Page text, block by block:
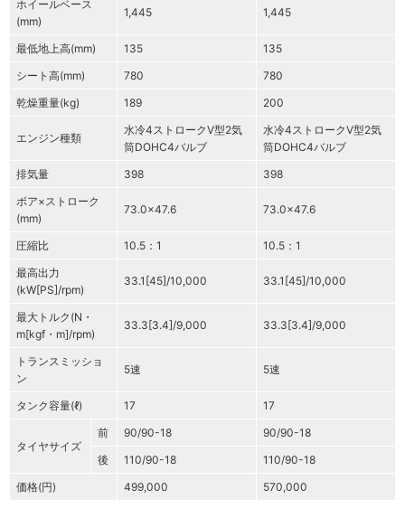
ホイールベース
(mm)
1,445 1,445
最低地上高(mm) 135
135
シート高(mm)
780
780
乾燥重量(kg)
189 200
エンジン種類
水冷4ストロークV型2気
筒DOHC4バルブ
水冷4ストロークV型2気
筒DOHC4バルブ
排気量
398
398
ボア×ストローク
(mm)
73.0×47.6 73.0×47.6
圧縮比 10.5：1
10.5：1
最高出力
(kW[PS]/rpm)
33.1[45]/10,000 33.1[45]/10,000
最大トルク(N・
m[kgf・m]/rpm)
33.3[3.4]/9,000 33.3[3.4]/9,000
トランスミッショ
ン
5速 5速
タンク容量(ℓ) 17 17
タイヤサイズ
前 90/90-18
90/90-18
後
110/90-18
110/90-18
価格(円)
499,000 570,000